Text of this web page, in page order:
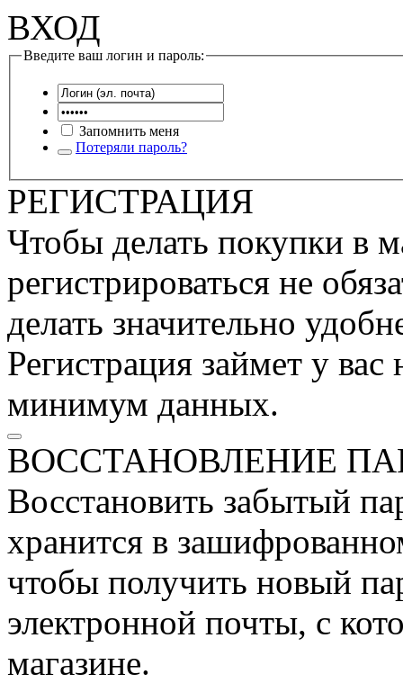
ВХОД
Введите ваш логин и пароль:
Запомнить меня
Потеряли пароль?
РЕГИСТРАЦИЯ
Чтобы делать покупки в
регистрироваться не
делать значительно
Регистрация займет у
минимум данных.
ВОССТАНОВЛЕНИЕ
Восстановить забытый
хранится в
чтобы получить новый
электронной почты, с
магазине.